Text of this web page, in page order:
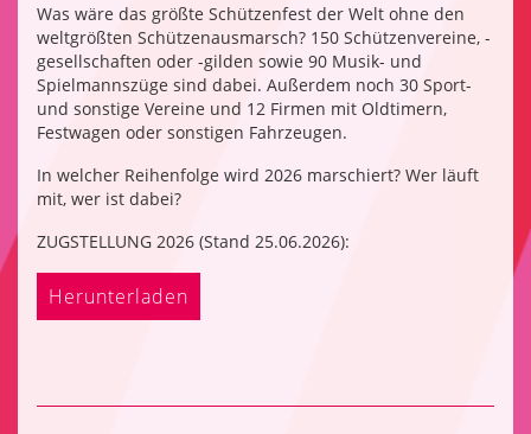
Was wäre das größte Schützenfest der Welt ohne den
weltgrößten Schützenausmarsch? 150 Schützenvereine, -
gesellschaften oder -gilden sowie 90 Musik- und
Spielmannszüge sind dabei. Außerdem noch 30 Sport-
und sonstige Vereine und 12 Firmen mit Oldtimern,
Festwagen oder sonstigen Fahrzeugen.
In welcher Reihenfolge wird 2026 marschiert? Wer läuft
mit, wer ist dabei?
ZUGSTELLUNG 2026 (Stand 25.06.2026):
Herunterladen